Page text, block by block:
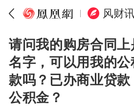
风财讯
请问我的购房合同
名字，可以用我的
款吗？已办商业贷
公积金？